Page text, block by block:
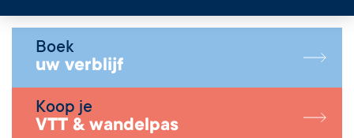
Boek
uw verblijf
Koop je
VTT & wandelpas